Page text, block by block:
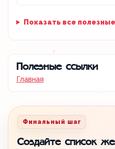
Показать все
Полезные ссылки
Главная
Финальный шаг
Создайте список